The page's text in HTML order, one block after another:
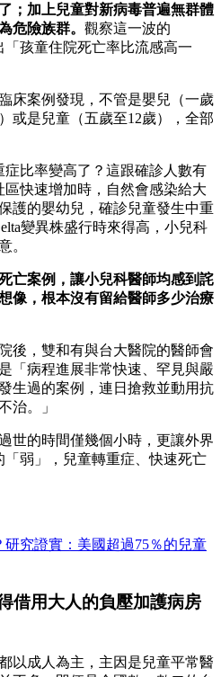
；加上兒童對新病毒普遍無群體
危險族群。 觀察這一波的
「孩童住院死亡率比流感高一
床案例發現，不管是嬰兒（一歲
或是兒童（五歲至12歲），全部
症比率變高了？這跟確診人數有
區快速增加時，自然會感染給大
護的嬰幼兒，確診兒童發生中重
變異株盛行時來得高，小兒科
。
亡案例，讓小兒科醫師均感到詫
像，根本沒有留給醫師多少治療
後，雙和有與台大醫院的醫師會
「病程進展非常快速、罕見與嚴
生過的案例，連日搶救並動用抗
治。」
世的時間僅幾個小時，更讓外界
「弱」，兒童轉重症、快速死亡
研究證實：美國超過75％的兒童
借用大人的負壓加護病房
以成人為主，主因是兒童平常醫